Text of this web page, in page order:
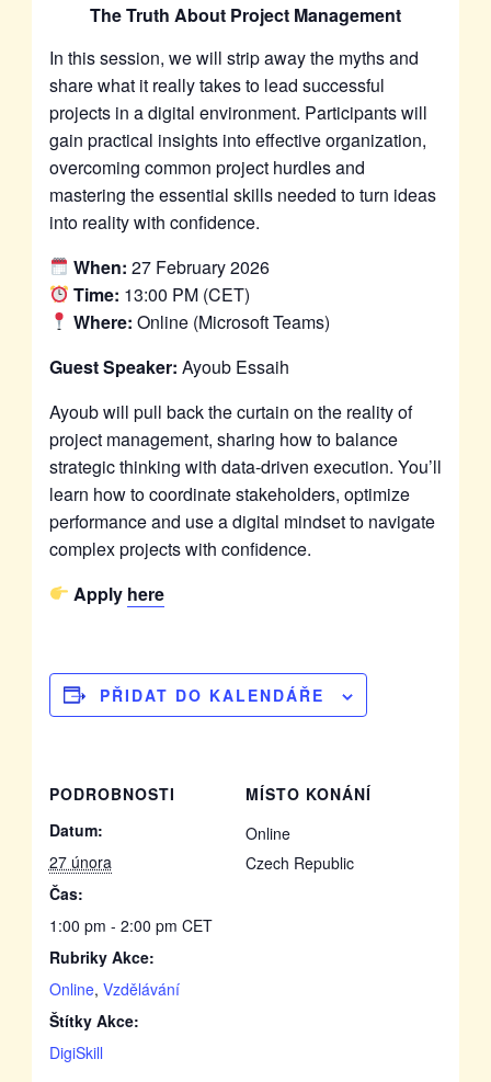
The Truth About Project Management
In this session, wewill strip away the myths and
share what it really takes to lead successful
projects in a digital environment. Participants will
gain practical insights into effective organization,
overcoming common project hurdles and
mastering the essential skills needed to turn ideas
into reality with confidence.
When: 27 February 2026
Time: 13:00 PM (CET)
Where: Online (Microsoft Teams)
Guest Speaker: Ayoub Essaih
Ayoub will pull back the curtain on the reality of
project management, sharing how to balance
strategic thinking with data-driven execution. You’ll
learn how to coordinate stakeholders, optimize
performance and use a digital mindset to navigate
complex projects with confidence.
Apply here
PŘIDAT DO KALENDÁŘE
PODROBNOSTI
Datum:
27 února
Čas:
1:00 pm - 2:00 pm CET
Rubriky Akce:
Online, Vzdělávání
Štítky Akce:
DigiSkill
MÍSTO KONÁNÍ
Online
Czech Republic